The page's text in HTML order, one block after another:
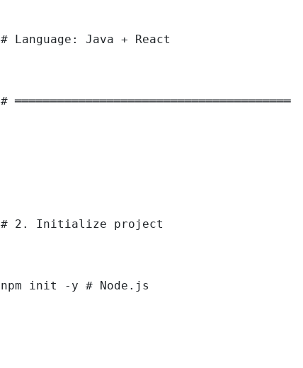
# Language: Java + React
# ═══════════════════════════════════════
# 2. Initialize project
npm init -y # Node.js